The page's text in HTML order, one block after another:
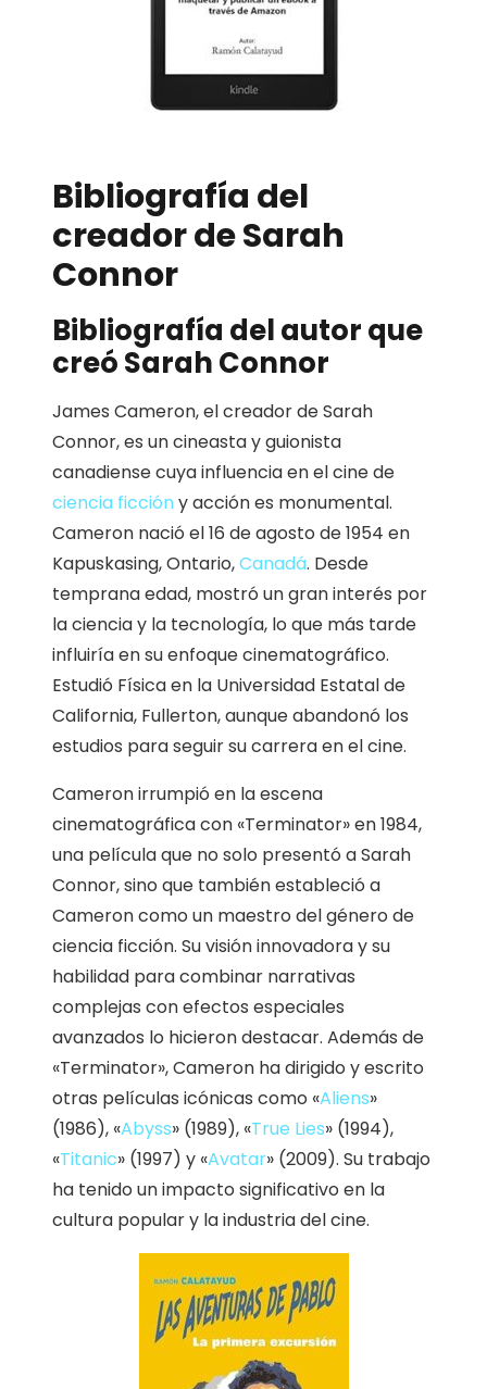
Bibliografía del
creador de Sarah
Connor
Bibliografía del autor que
creó Sarah Connor
James Cameron, el creador de Sarah
Connor, es un cineasta y guionista
canadiense cuya influencia en el cine de
ciencia ficción y acción es monumental.
Cameron nació el 16 de agosto de 1954 en
Kapuskasing, Ontario,Canadá. Desde
temprana edad, mostró un gran interés por
la ciencia y la tecnología, lo que más tarde
influiría en su enfoque cinematográfico.
Estudió Física en la Universidad Estatal de
California, Fullerton, aunque abandonó los
estudios para seguir su carrera en el cine.
Cameron irrumpió en la escena
cinematográfica con «Terminator» en 1984,
una película que no solo presentó a Sarah
Connor, sino que también estableció a
Cameron como un maestro del género de
ciencia ficción. Su visión innovadora y su
habilidad para combinar narrativas
complejas con efectos especiales
avanzados lo hicieron destacar. Además de
«Terminator», Cameron ha dirigido y escrito
otras películas icónicas como «Aliens»
(1986), «Abyss» (1989), «True Lies» (1994),
«Titanic» (1997) y «Avatar» (2009). Su trabajo
ha tenido un impacto significativo en la
cultura popular y la industria del cine.